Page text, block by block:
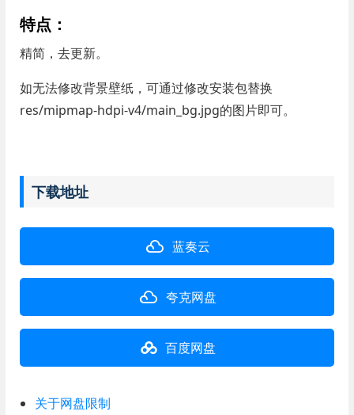
特点：
精简，去更新。
如无法修改背景壁纸，可通过修改安装包替换
res/mipmap-hdpi-v4/main_bg.jpg的图片即可。
下载地址
蓝奏云
夸克网盘
百度网盘
关于网盘限制